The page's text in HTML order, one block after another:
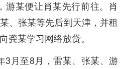
游某便让肖某先行前往。肖
、张某等先后到天津，并租
龚某学习网络放贷。
月至8月，雷某、张某、游